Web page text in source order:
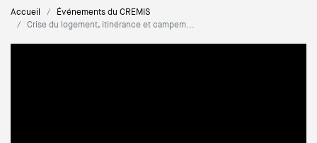
Accueil
Événements du CREMIS
Crise du logement, itinérance et campem...